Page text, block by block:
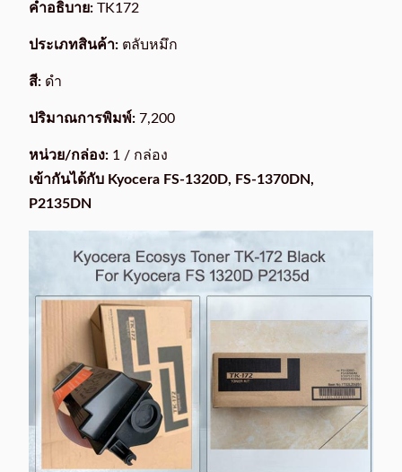
คำอธิบาย: TK172
ประเภทสินค้า: ตลับหมึก
สี: ดำ
ปริมาณการพิมพ์: 7,200
หน่วย/กล่อง: 1 / กล่อง
เข้ากันได้กับ Kyocera FS-1320D, FS-1370DN,
P2135DN